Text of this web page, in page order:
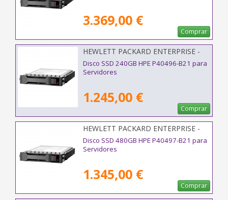
3.369,00 €
Comprar
HEWLETT PACKARD ENTERPRISE -
P40496-B21
Disco SSD 240GB HPE P40496-B21 para
Servidores
1.245,00 €
Comprar
HEWLETT PACKARD ENTERPRISE -
P40497-B21
Disco SSD 480GB HPE P40497-B21 para
Servidores
1.345,00 €
Comprar